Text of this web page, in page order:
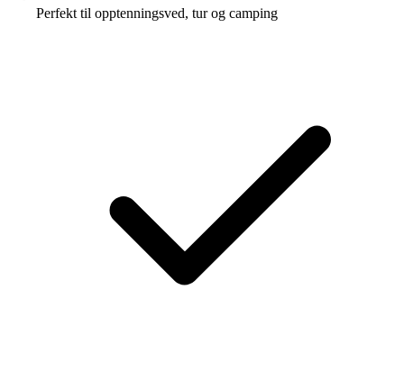
Perfekt til opptenningsved, tur og camping